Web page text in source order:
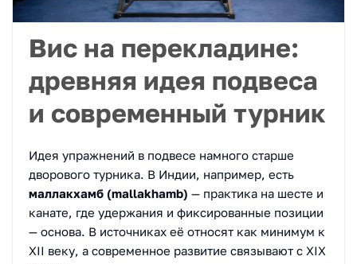
Вис на перекладине:
древняя идея подвеса
и современный турник
Идея упражнений в подвесе намного старше
дворового турника. В Индии, например, есть
маллакхамб (mallakhamb) — практика на шесте и
канате, где удержания и фиксированные позиции
— основа. В источниках её относят как минимум к
XII веку, а современное развитие связывают с XIX